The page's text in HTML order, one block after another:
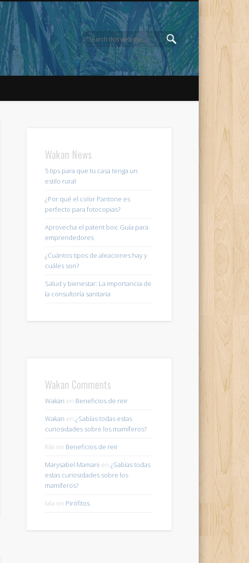
Wakan News
5 tips para que tu casa tenga un
estilo rural
¿Por qué el color Pantone es
perfecto para fotocopias?
Aprovecha el patent box: Guía para
emprendedores
¿Cuántos tipos de aleaciones hay y
cuáles son?
Salud y bienestar: La importancia de
la consultoría sanitaria
Wakan Comments
Wakan en Beneficios de reir
Wakan en ¿Sabías todas estas
curiosidades sobre los mamíferos?
Riki en Beneficios de reir
Marysabel Mamani en ¿Sabías todas
estas curiosidades sobre los
mamíferos?
lala en Pirófitos